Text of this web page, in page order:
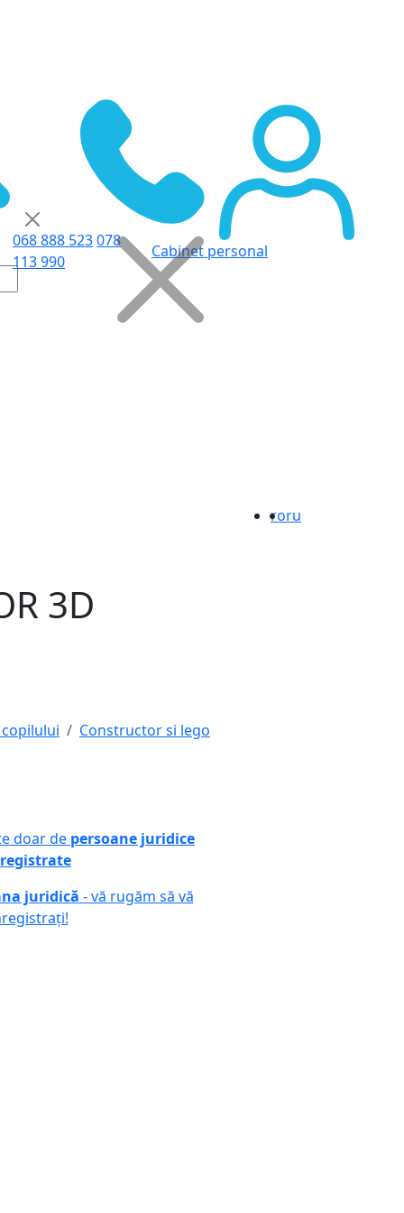
068 888 523078
113 990
Cabinet personal
roru
3D
Constructor si lego
doar de persoane juridice
juridică - vă rugăm să vă